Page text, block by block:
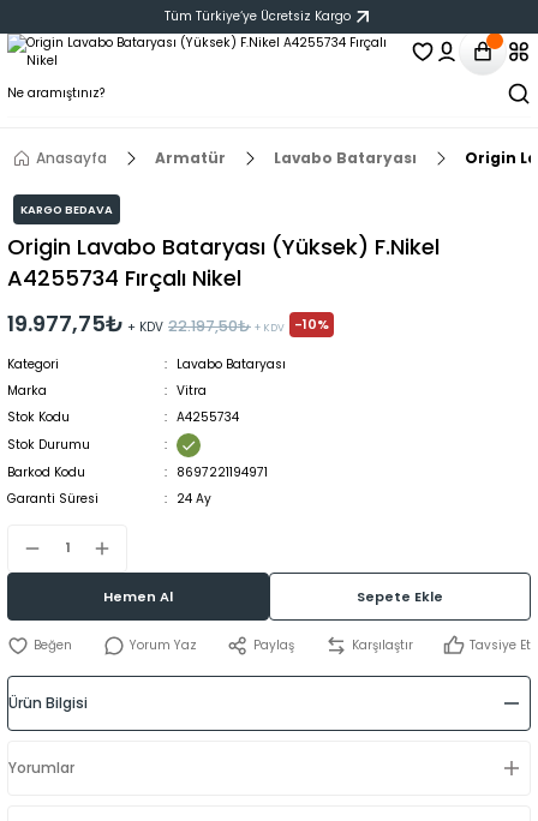
Tüm Türkiye‘ye Ücretsiz Kargo
Anasayfa Armatür Lavabo Bataryası Origin
KARGO BEDAVA
Origin Lavabo Bataryası (Yüksek) F.Nikel
A4255734 Fırçalı Nikel
19.977,75₺ + KDV 22.197,50₺ + KDV -10%
Kategori
Lavabo Bataryası
Marka
Vitra
Stok Kodu
A4255734
Stok Durumu
Barkod Kodu
8697221194971
Garanti Süresi
24 Ay
Hemen Al Sepete Ekle
Yorum Yaz Paylaş Karşılaştır Tavsiye Et
Ürün Bilgisi
Yorumlar